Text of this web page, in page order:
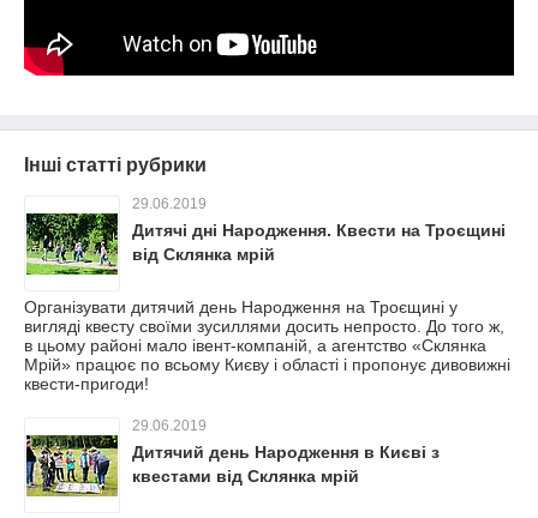
Інші статті рубрики
29.06.2019
Дитячі дні Народження. Квести на Троєщині
від Склянка мрій
Організувати дитячий день Народження на Троєщині у
вигляді квесту своїми зусиллями досить непросто. До того ж,
в цьому районі мало івент-компаній, а агентство «Склянка
Мрій» працює по всьому Києву і області і пропонує дивовижні
квести-пригоди!
29.06.2019
Дитячий день Народження в Києві з
квестами від Склянка мрій